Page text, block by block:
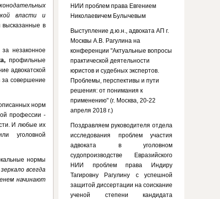
власти и
в
незаконное
профильные
адвокатской
за совершение
норм
профессии -
И любые их
уголовной
нормы
всегда
начинают
НИИ проблем права Евгением
Николаевичем Булычевым
Выступление д.ю.н., адвоката АП г.
Москвы А.В. Рагулина на
конференции "Актуальные вопросы
практической деятельности
юристов и судебных экспертов.
Проблемы, перспективы и пути
решения: от понимания к
применению" (г. Москва, 20-22
апреля 2018 г.)
Поздравляем руководителя отдела
исследования проблем участия
адвоката в уголовном
судопроизводстве Евразийского
НИИ проблем права Индиру
Тагировну Рагулину с успешной
защитой диссертации на соискание
ученой степени кандидата